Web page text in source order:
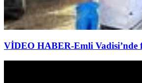
VİDEO HABER-Emli Vadisi’nde